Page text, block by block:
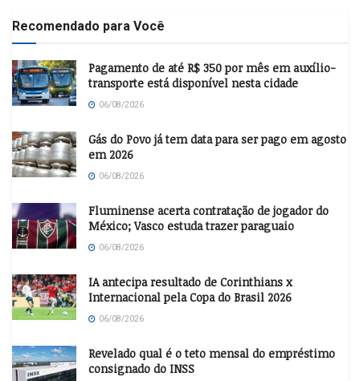
Recomendado para Você
Pagamento de até R$ 350 por mês em auxílio-
transporte está disponível nesta cidade
06/08/2026
Gás do Povo já tem data para ser pago em agosto
em 2026
06/08/2026
Fluminense acerta contratação de jogador do
México; Vasco estuda trazer paraguaio
06/08/2026
IA antecipa resultado de Corinthians x
Internacional pela Copa do Brasil 2026
06/08/2026
Revelado qual é o teto mensal do empréstimo
consignado do INSS